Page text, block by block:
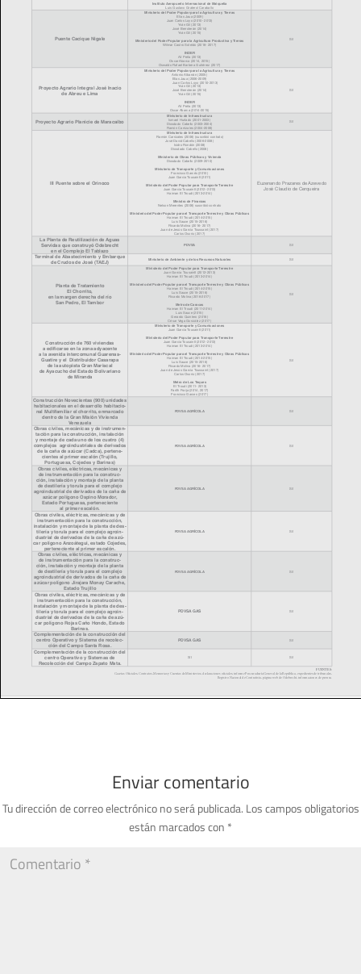
Enviar comentario
Tu dirección de correo electrónico no será publicada. Los campos obligatorios
están marcados con *